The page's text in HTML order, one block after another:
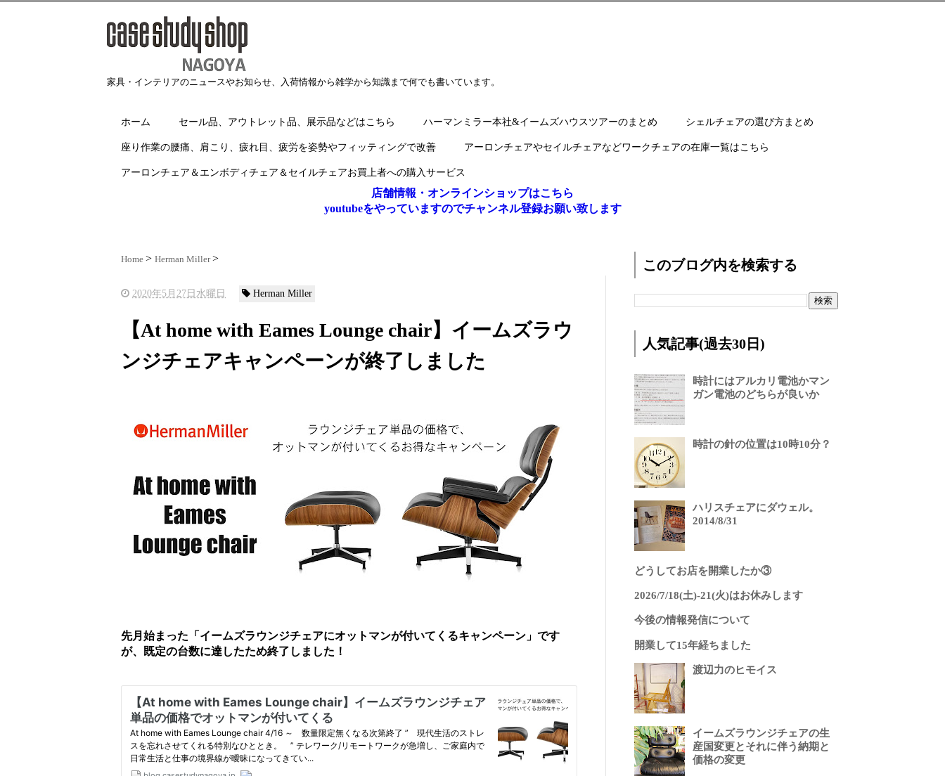
家具・インテリアのニュースやお知らせ、入荷情報から雑学から知識まで何でも書いています。
ホーム セール品、アウトレット品、展示品などはこちら ハーマンミラー本社&イームズハウスツアーのまとめ シェルチェアの選び方まとめ
座り作業の腰痛、肩こり、疲れ目、疲労を姿勢やフィッティングで改善 アーロンチェアやセイルチェアなどワークチェアの在庫一覧はこちら
アーロンチェア＆エンボディチェア＆セイルチェアお買上者への購入サービス
店舗情報・オンラインショップはこちら
youtubeをやっていますのでチャンネル登録お願い致します
Home Herman Miller
2020年5月27日水曜日 Herman Miller
【At home with Eames Lounge chair】イームズラウ
ンジチェアキャンペーンが終了しました
先月始まった「イームズラウンジチェアにオットマンが付いてくるキャンペーン」です
が、既定の台数に達したため終了しました！
このブログ内を検索する
人気記事(過去30日)
時計にはアルカリ電池かマン
ガン電池のどちらが良いか
時計の針の位置は10時10分？
ハリスチェアにダウェル。
2014/8/31
どうしてお店を開業したか③
2026/7/18(土)-21(火)はお休みします
今後の情報発信について
開業して15年経ちました
渡辺力のヒモイス
イームズラウンジチェアの生
産国変更とそれに伴う納期と
価格の変更